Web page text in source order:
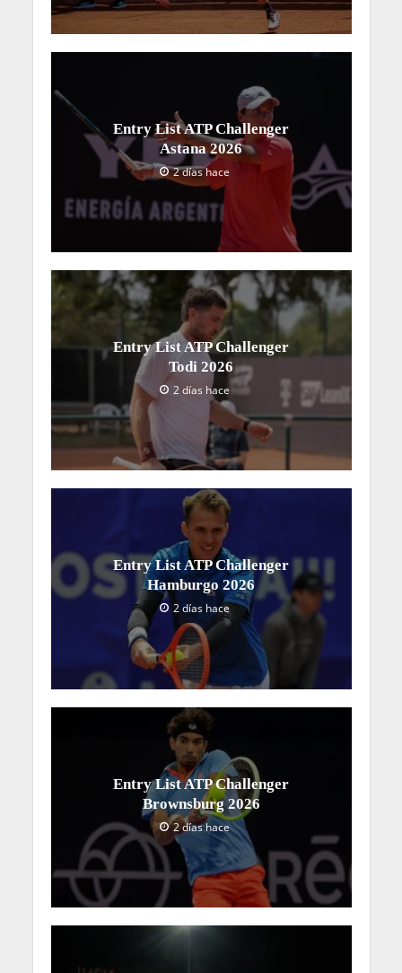
Entry List ATP Challenger
Astana 2026
2 días hace
Entry List ATP Challenger
Todi 2026
2 días hace
Entry List ATP Challenger
Hamburgo 2026
2 días hace
Entry List ATP Challenger
Brownsburg 2026
2 días hace